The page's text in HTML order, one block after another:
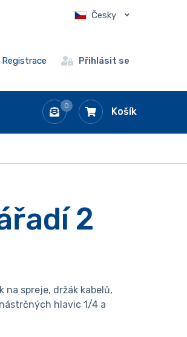
Česky
Registrace Přihlásit se
0 Košík
2
na spreje, držák kabelů,
hlavic 1/4 a